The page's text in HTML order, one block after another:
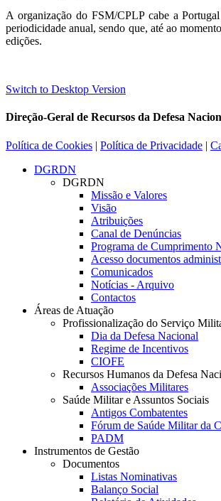
A organização do FSM/CPLP cabe a
periodicidade anual, sendo que, até ao
edições.
Switch to Desktop Version
Direção-Geral de Recursos da Defesa
Política de Cookies | Política de Privacidade |
DGRDN
DGRDN
Missão e Valores
Visão
Atribuições
Canal de Denúncias
Programa de Cumprimento
Acesso documentos
Comunicados
Notícias - Arquivo
Contactos
Áreas de Atuação
Profissionalização do Serviço
Dia da Defesa Nacional
Regime de Incentivos
CIOFE
Recursos Humanos da Defesa
Associações Militares
Saúde Militar e Assuntos Sociais
Antigos Combatentes
Fórum de Saúde Militar da
PADM
Instrumentos de Gestão
Documentos
Listas Nominativas
Balanço Social